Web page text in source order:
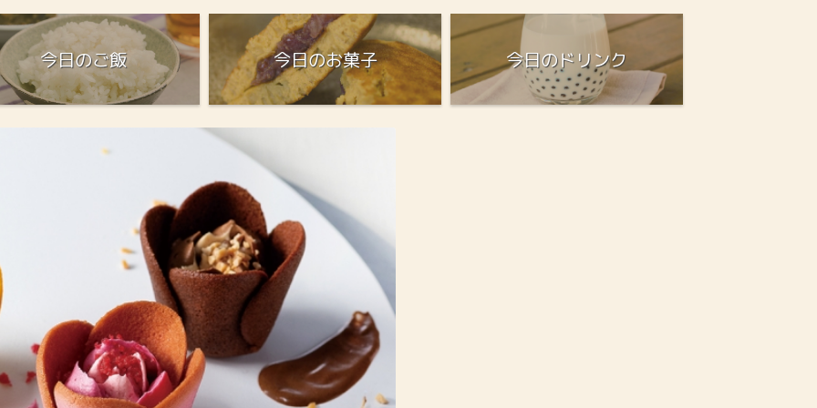
今日のご飯 今日のお菓子 今日のドリンク